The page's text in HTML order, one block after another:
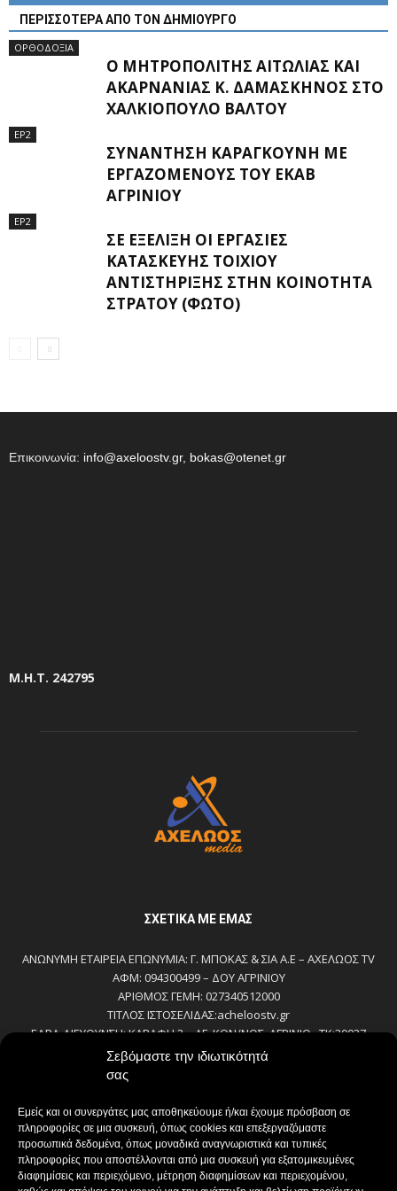
Σεβόμαστε την ιδιωτικότητά
σας
Εμείς και οι συνεργάτες μας αποθηκεύουμε ή/και έχουμε πρόσβαση σε
πληροφορίες σε μια συσκευή, όπως cookies και επεξεργαζόμαστε
προσωπικά δεδομένα, όπως μοναδικά αναγνωριστικά και τυπικές
πληροφορίες που αποστέλλονται από μια συσκευή για εξατομικευμένες
διαφημίσεις και περιεχόμενο, μέτρηση διαφημίσεων και περιεχομένου,
ΠΕΡΙΣΣΟΤΕΡΑ ΑΠΟ ΤΟΝ ΔΗΜΙΟΥΡΓΟ
ΟΡΘΟΔΟΞΙΑ
Ο ΜΗΤΡΟΠΟΛΊΤΗΣ ΑΙΤΩΛΊΑΣ ΚΑΙ
ΑΚΑΡΝΑΝΊΑΣ Κ. ΔΑΜΑΣΚΗΝΌΣ ΣΤΟ
ΧΑΛΚΙΌΠΟΥΛΟ ΒΆΛΤΟΥ
EP2
ΣΥΝΆΝΤΗΣΗ ΚΑΡΑΓΚΟΎΝΗ ΜΕ
ΕΡΓΑΖΟΜΈΝΟΥΣ ΤΟΥ ΕΚΑΒ
ΑΓΡΙΝΊΟΥ
EP2
ΣΕ ΕΞΈΛΙΞΗ OΙ ΕΡΓΑΣΊΕΣ
ΚΑΤΑΣΚΕΥΉΣ ΤΟΙΧΊΟΥ
ΑΝΤΙΣΤΉΡΙΞΗΣ ΣΤΗΝ ΚΟΙΝΌΤΗΤΑ
ΣΤΡΆΤΟΥ (ΦΩΤΟ)
Επικοινωνία: info@axeloostv.gr, bokas@otenet.gr
Μ.Η.Τ. 242795
ΣΧΕΤΙΚΆ ΜΕ ΕΜΆΣ
ΑΝΩΝΥΜΗ ΕΤΑΙΡΕΙΑ ΕΠΩΝΥΜΙΑ: Γ. ΜΠΟΚΑΣ & ΣΙΑ Α.Ε – ΑΧΕΛΩΟΣ TV
ΑΦΜ: 094300499 – ΔΟΥ ΑΓΡΙΝΙΟΥ
ΑΡΙΘΜΟΣ ΓΕΜΗ: 027340512000
ΤΙΤΛΟΣ ΙΣΤΟΣΕΛΙΔΑΣ:acheloostv.gr
ΕΔΡΑ-ΔΙΕΥΘΥΝΣΗ: ΚΑΒΑΦΗ 2 – ΑΓ. ΚΩΝ/ΝΟΣ, ΑΓΡΙΝΙΟ , ΤΚ:30027
ΤΗΛΕΦΩΝΟ: 2641022803 – 58800
E-MAIL: bokas@otenet.gr, info@axeloostv.gr
ΝΟΜΙΜΟΣ ΕΚΠΡΟΣΩΠΟΣ: ΜΠΟΚΑΣ ΚΩΝ/ΝΟΣ
ΔΙΕΥΘΥΝΤΗΣ: ΜΠΟΚΑΣ ΚΩΝ/ΝΟΣ
ΔΙΕΥΘΥΝΤΗΣ ΣΥΝΤΑΞΗΣ:ΚΟΥΤΣΙΚΟΣ ΠΑΝΤΕΛΗΣ
ΔΙΑΧΕΙΡΙΣΤΗΣ-ΔΙΚΑΙΟΥΧΟΣ domain: ΜΠΟΚΑΣ ΚΩΝ/ΝΟΣ – Γ. ΜΠΟΚΑΣ &
ΣΙΑ Α.Ε